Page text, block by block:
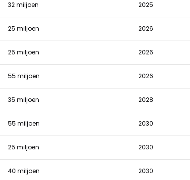
32 miljoen 2025
25 miljoen 2026
25 miljoen 2026
55 miljoen 2026
35 miljoen 2028
55 miljoen 2030
25 miljoen 2030
40 miljoen 2030